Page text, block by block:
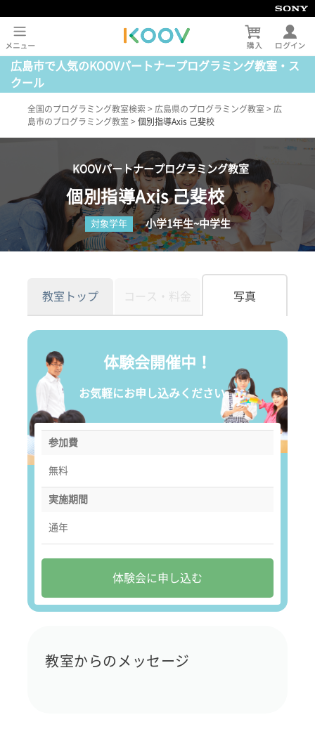
広島市で人気のKOOVパートナープログラミング教室・ス
クール
全国のプログラミング教室検索 > 広島県のプログラミング教室 > 広
島市のプログラミング教室 > 個別指導Axis 己斐校
KOOVパートナープログラミング教室
個別指導Axis 己斐校
対象学年 小学1年生~中学生
教室トップ コース・料金 写真
体験会開催中！
お気軽にお申し込みください。
参加費
無料
実施期間
通年
体験会に申し込む
教室からのメッセージ